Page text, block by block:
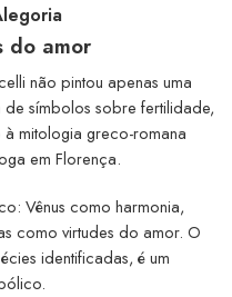
do amor
não pintou apenas uma
símbolos sobre fertilidade,
mitologia greco-romana
em Florença.
Vênus como harmonia,
como virtudes do amor. O
identificadas, é um